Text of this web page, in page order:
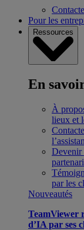
Pour les
Ressources
En
À
lieux et
Devenir
par les
Nouveautés
TeamViewer
d’IA par ses